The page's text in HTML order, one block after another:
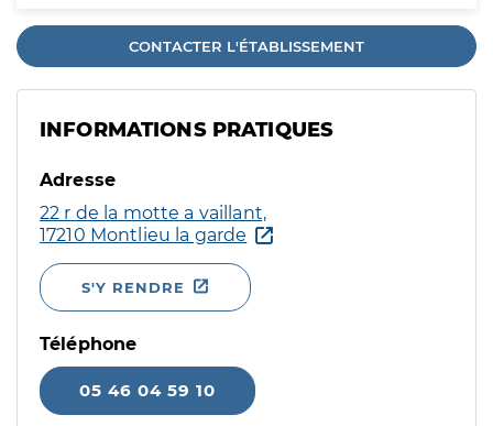
CONTACTER L'ÉTABLISSEMENT
INFORMATIONS PRATIQUES
Adresse
22 r de la motte a vaillant,
17210 Montlieu la garde
S'Y RENDRE
Téléphone
05 46 04 59 10